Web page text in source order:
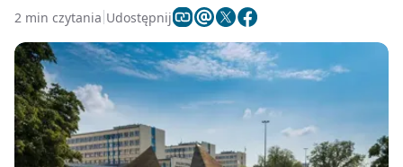
2 min czytania Udostępnij